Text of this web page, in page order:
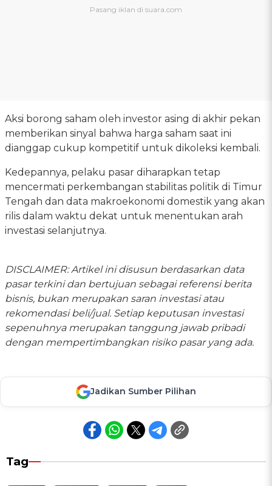
Aksi borong saham oleh investor asing di akhir pekan
memberikan sinyal bahwa harga saham saat ini
dianggap cukup kompetitif untuk dikoleksi kembali.
Kedepannya, pelaku pasar diharapkan tetap
mencermati perkembangan stabilitas politik di Timur
Tengah dan data makroekonomi domestik yang akan
rilis dalam waktu dekat untuk menentukan arah
investasi selanjutnya.
DISCLAIMER: Artikel ini disusun berdasarkan data
pasar terkini dan bertujuan sebagai referensi berita
bisnis, bukan merupakan saran investasi atau
rekomendasi beli/jual. Setiap keputusan investasi
sepenuhnya merupakan tanggung jawab pribadi
dengan mempertimbangkan risiko pasar yang ada.
Jadikan Sumber Pilihan
Tag